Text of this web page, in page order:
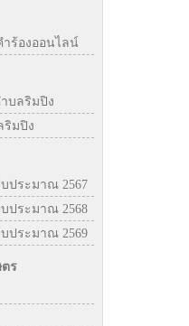
ร้องออนไลน์
บลริมปิง
มปิง
ประมาณ 2567
ประมาณ 2568
ประมาณ 2569
ตร